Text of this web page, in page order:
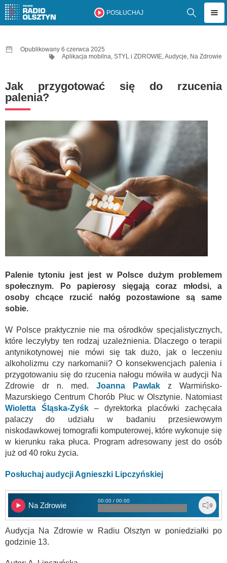
POSŁUCHAJ
Opublikowany 6 czerwca 2025
Aplikacja mobilna, STYL i ZDROWIE,Audycje, Na Zdrowie
Jak przygotować się do rzucenia
palenia?
Palenie tytoniu jest jest w Polsce dużym problemem
społecznym. Po papierosy sięgają coraz młodsi, a
osoby chcące rzucić nałóg pozostawione są same
sobie.
W Polsce praktycznie nie ma ośrodków specjalistycznych,
które leczyłyby ten rodzaj uzależnienia. Dlaczego o terapii
antynikotynowej nie mówi się tak dużo, jak o leczeniu
alkoholizmu czy narkomanii? O konsekwencjach palenia i
przygotowaniu się do rzucenia nałogu mówiła w audycji Na
Zdrowie dr n. med. Joanna Pawlak z Warmińsko-
Mazurskiego Centrum Chorób Płuc w Olsztynie. Natomiast
Wioletta Śląska-Zyśk – dyrektorka placówki zachęcała
palaczy do udziału w badaniu przesiewowym
niskodawkowej tomografii komputerowej, które wykonuje się
w kierunku raka płuca. Program adresowany jest do osób
już od 40 roku życia.
Posłuchaj audycji Agnieszki Lipczyńskiej
Na Zdrowie
00:00 / 00:00
Audycja Na Zdrowie w Radiu Olsztyn w poniedziałki po
godzinie 13.